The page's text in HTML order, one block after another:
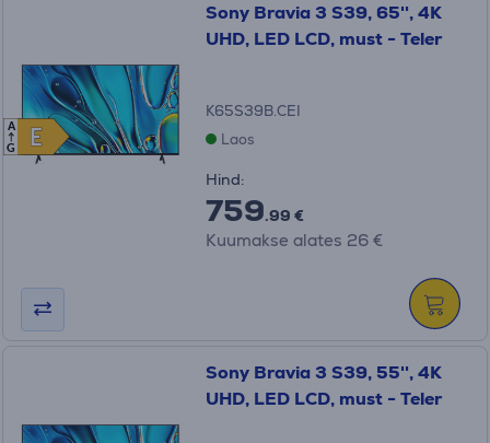
E
E
A
G
Sony Bravia 3 S39, 65'', 4K
UHD, LED LCD, must - Teler
K65S39B.CEI
Laos
Hind:
759.99 €
Kuumakse alates 26 €
Sony Bravia 3 S39, 55'', 4K
UHD, LED LCD, must - Teler